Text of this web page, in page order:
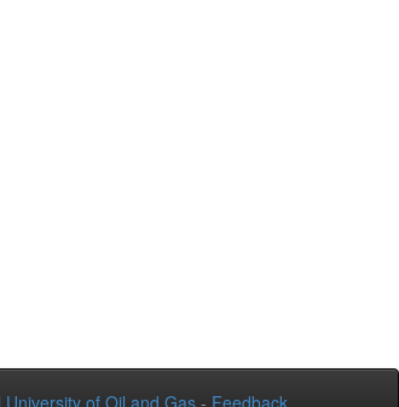
of Oil and Gas - Feedback